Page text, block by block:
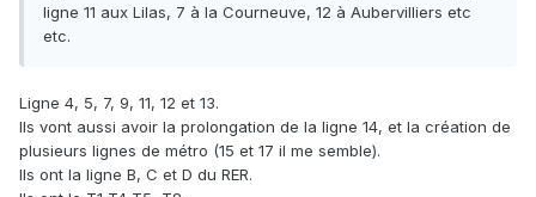
ligne 11 aux Lilas, 7 à la Courneuve, 12 à Aubervilliers etc
etc.
Ligne 4, 5, 7, 9, 11, 12 et 13.
Ils vont aussi avoir la prolongation de la ligne 14, et la création de
plusieurs lignes de métro (15 et 17 il me semble).
Ils ont la ligne B, C et D du RER.